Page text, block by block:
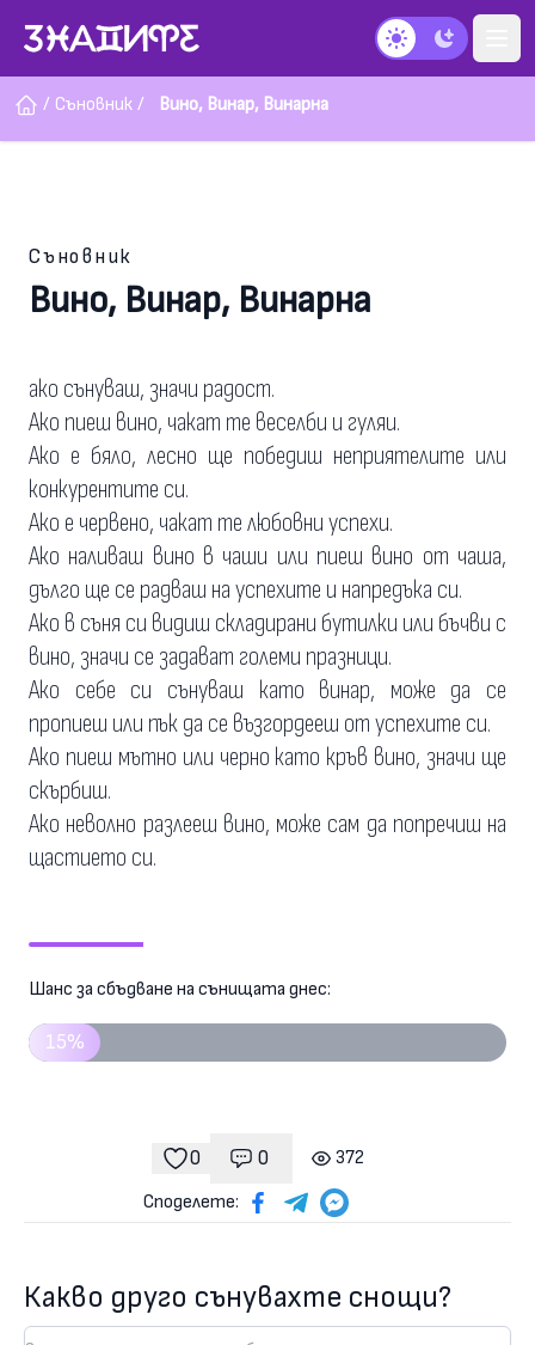
Тъмен режим
/ Съновник / Вино, Винар, Винарна
Съновник
Вино, Винар, Винарна
ако сънуваш, значи радост.
Ако пиеш вино, чакат те веселби и гуляи.
Ако е бяло, лесно ще победиш неприятелите или
конкурентите си.
Ако е червено, чакат те любовни успехи.
Ако наливаш вино в чаши или пиеш вино от чаша,
дълго ще се радваш на успехите и напредъка си.
Ако в съня си видиш складирани бутилки или бъчви с
вино, значи се задават големи празници.
Ако себе си сънуваш като винар, може да се
пропиеш или пък да се възгордееш от успехите си.
Ако пиеш мътно или черно като кръв вино, значи ще
скърбиш.
Ако неволно разлееш вино, може сам да попречиш на
щастието си.
Шанс за сбъдване на сънищата днес:
15%
0
харесвания
0
Коментари
372
гледания
Споделете:
Какво друго сънувахте снощи?